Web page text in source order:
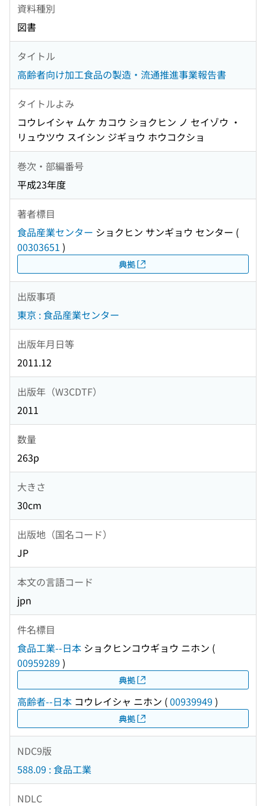
資料種別
図書
タイトル
高齢者向け加工食品の製造・流通推進事業報告書
タイトルよみ
コウレイシャ ムケ カコウ ショクヒン ノ セイゾウ ・
リュウツウ スイシン ジギョウ ホウコクショ
巻次・部編番号
平成23年度
著者標目
食品産業センター ショクヒン サンギョウ センター (
00303651 )
典拠
出版事項
東京 : 食品産業センター
出版年月日等
2011.12
出版年（W3CDTF）
2011
数量
263p
大きさ
30cm
出版地（国名コード）
JP
本文の言語コード
jpn
件名標目
食品工業--日本 ショクヒンコウギョウ ニホン (
00959289 )
典拠
高齢者--日本 コウレイシャ ニホン (00939949 )
典拠
NDC9版
588.09 : 食品工業
NDLC